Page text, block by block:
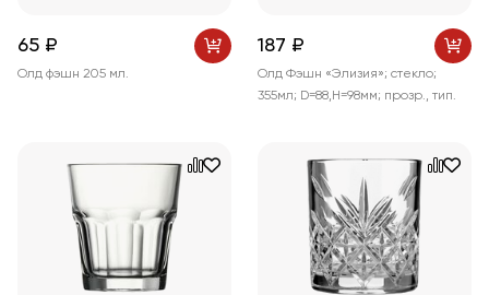
65 ₽
Олд фэшн 205 мл.
187 ₽
Олд Фэшн «Элизия»; стекло;
355мл; D=88,H=98мм; прозр., тип.